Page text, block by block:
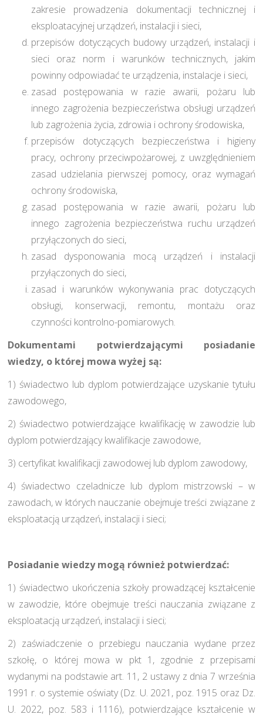
zakresie prowadzenia dokumentacji technicznej i
eksploatacyjnej urządzeń, instalacji i sieci,
przepisów dotyczących budowy urządzeń, instalacji i
sieci oraz norm i warunków technicznych, jakim
powinny odpowiadać te urządzenia, instalacje i sieci,
zasad postępowania w razie awarii, pożaru lub
innego zagrożenia bezpieczeństwa obsługi urządzeń
lub zagrożenia życia, zdrowia i ochrony środowiska,
przepisów dotyczących bezpieczeństwa i higieny
pracy, ochrony przeciwpożarowej, z uwzględnieniem
zasad udzielania pierwszej pomocy, oraz wymagań
ochrony środowiska,
zasad postępowania w razie awarii, pożaru lub
innego zagrożenia bezpieczeństwa ruchu urządzeń
przyłączonych do sieci,
zasad dysponowania mocą urządzeń i instalacji
przyłączonych do sieci,
zasad i warunków wykonywania prac dotyczących
obsługi, konserwacji, remontu, montażu oraz
czynności kontrolno-pomiarowych.
Dokumentami potwierdzającymi posiadanie
wiedzy, o której mowa wyżej są:
1) świadectwo lub dyplom potwierdzające uzyskanie tytułu
zawodowego,
2) świadectwo potwierdzające kwalifikację w zawodzie lub
dyplom potwierdzający kwalifikacje zawodowe,
3) certyfikat kwalifikacji zawodowej lub dyplom zawodowy,
4) świadectwo czeladnicze lub dyplom mistrzowski – w
zawodach, w których nauczanie obejmuje treści związane z
eksploatacją urządzeń, instalacji i sieci;
Posiadanie wiedzy mogą również potwierdzać:
1) świadectwo ukończenia szkoły prowadzącej kształcenie
w zawodzie, które obejmuje treści nauczania związane z
eksploatacją urządzeń, instalacji i sieci;
2) zaświadczenie o przebiegu nauczania wydane przez
szkołę, o której mowa w pkt 1, zgodnie z przepisami
wydanymi na podstawie art. 11, 2 ustawy z dnia 7 września
1991 r. o systemie oświaty (Dz. U. 2021, poz. 1915 oraz Dz.
U. 2022, poz. 583 i 1116), potwierdzające kształcenie w